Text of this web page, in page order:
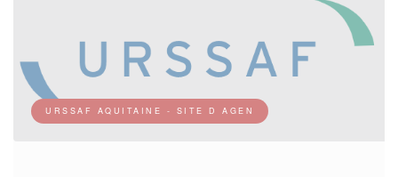
URSSAF AQUITAINE - SITE D AGEN